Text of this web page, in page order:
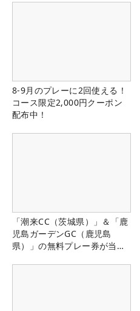
8-9月のプレーに2回使える！
コース限定2,000円クーポン
配布中！
「潮来CC（茨城県）」＆「鹿
児島ガーデンGC（鹿児島
県）」の無料プレー券が当た